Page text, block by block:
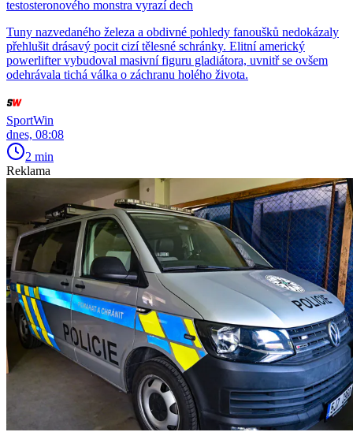
testosteronového monstra vyrazí dech
Tuny nazvedaného železa a obdivné pohledy fanoušků nedokázaly
přehlušit drásavý pocit cizí tělesné schránky. Elitní americký
powerlifter vybudoval masivní figuru gladiátora, uvnitř se ovšem
odehrávala tichá válka o záchranu holého života.
SportWin
dnes, 08:08
2 min
Reklama